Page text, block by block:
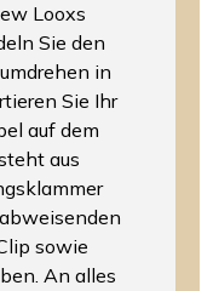
Looxs
Sie den
in
Sie Ihr
auf dem
aus
sowie
An alles